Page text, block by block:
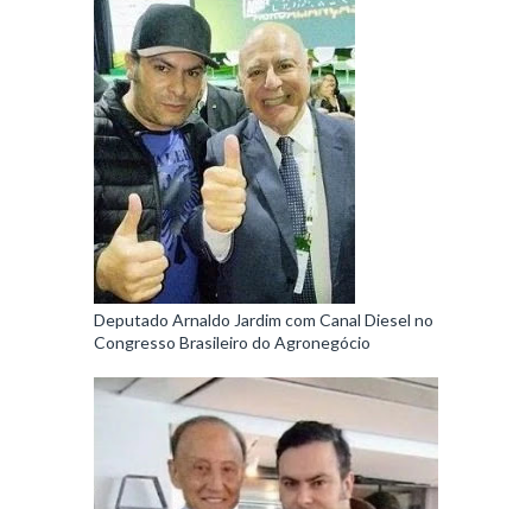
Deputado Arnaldo Jardim com Canal Diesel no
Congresso Brasileiro do Agronegócio